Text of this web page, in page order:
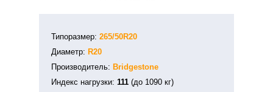
Типоразмер: 265/50R20
Диаметр: R20
Производитель: Bridgestone
Индекс нагрузки: 111 (до 1090 кг)